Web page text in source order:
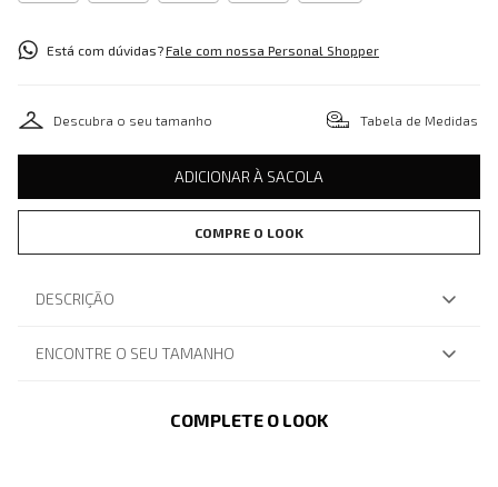
Está com dúvidas?Fale com nossa Personal Shopper
Descubra o seu tamanho Tabela de Medidas
ADICIONAR À SACOLA
COMPRE O LOOK
DESCRIÇÃO
ENCONTRE O SEU TAMANHO
COMPLETE O LOOK